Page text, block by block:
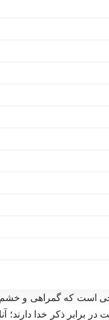
است که گمراهی و خشم
در برابر ذکر خدا